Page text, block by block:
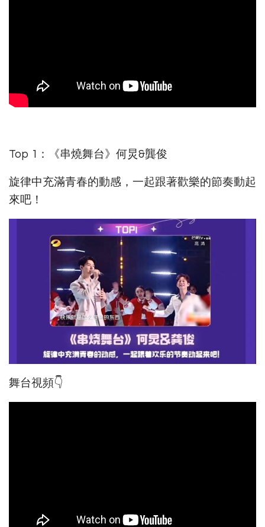
Top 1：《串燒舞台》何炅&龔俊
旋律中充滿青春的動感，一起跟著歡樂的節奏動起
來吧！
舞台視頻👇